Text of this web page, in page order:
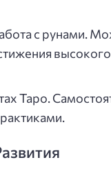
с рунами.
Таро.